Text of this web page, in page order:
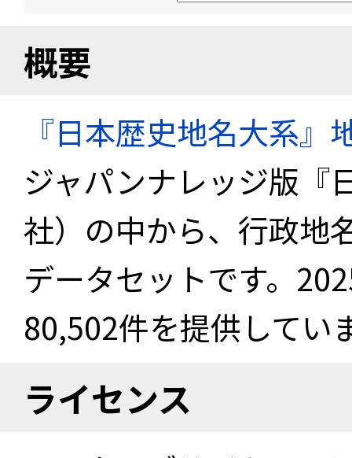
概要
『日本歴史地名大系
ジャパンナレッジ版『
社）の中から、行政地
データセットです。
80,502件を提供してい
ライセンス